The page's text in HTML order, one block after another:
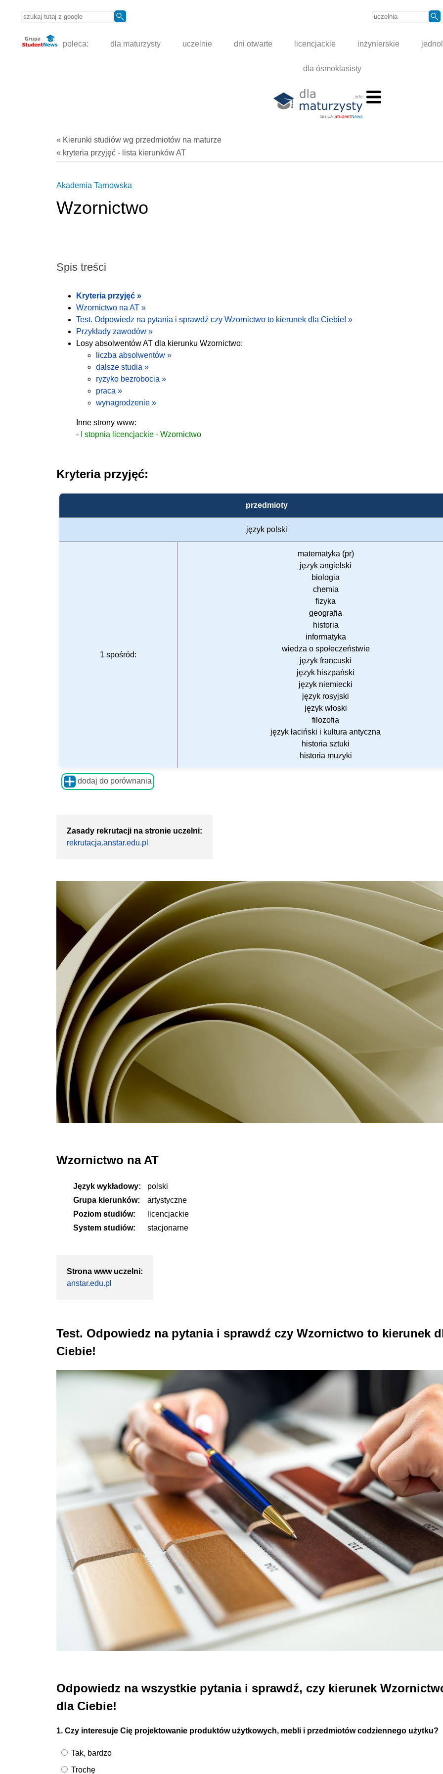
poleca: dla maturzysty uczelnie dni otwarte licencjackie inżynierskie
dla ósmoklasisty
« Kierunki studiów wg przedmiotów na maturze
« kryteria przyjęć - lista kierunków AT
Akademia Tarnowska
Wzornictwo
Spis treści
Kryteria przyjęć »
Wzornictwo na AT »
Test. Odpowiedz na pytania i sprawdź czy Wzornictwo to kierunek dla Ciebie! »
Przykłady zawodów »
Losy absolwentów AT dla kierunku Wzornictwo:
liczba absolwentów »
dalsze studia »
ryzyko bezrobocia »
praca »
wynagrodzenie »
Inne strony www:
-
I stopnia licencjackie - Wzornictwo
Kryteria przyjęć:
przedmioty
język polski
1 spośród:
matematyka (pr)
język angielski
biologia
chemia
fizyka
geografia
historia
informatyka
wiedza o społeczeństwie
język francuski
język hiszpański
język niemiecki
język rosyjski
język włoski
filozofia
język łaciński i kultura antyczna
historia sztuki
historia muzyki
dodaj do porównania
Zasady rekrutacji na stronie uczelni:
rekrutacja.anstar.edu.pl
Wzornictwo na AT
Język wykładowy:
polski
Grupa kierunków:
artystyczne
Poziom studiów:
licencjackie
System studiów:
stacjonarne
Strona www uczelni:
anstar.edu.pl
Test. Odpowiedz na pytania i sprawdź czy Wzornictwo to kierunek
Ciebie!
Odpowiedz na wszystkie pytania i sprawdź, czy kierunek
dla Ciebie!
1. Czy interesuje Cię projektowanie produktów użytkowych, mebli i przedmiotów codziennego użytku?
Tak, bardzo
Trochę